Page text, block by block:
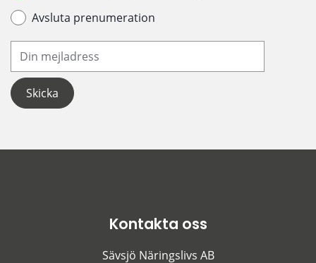
Avsluta prenumeration
Din e-postadress
Kontakta oss
Sävsjö Näringslivs AB